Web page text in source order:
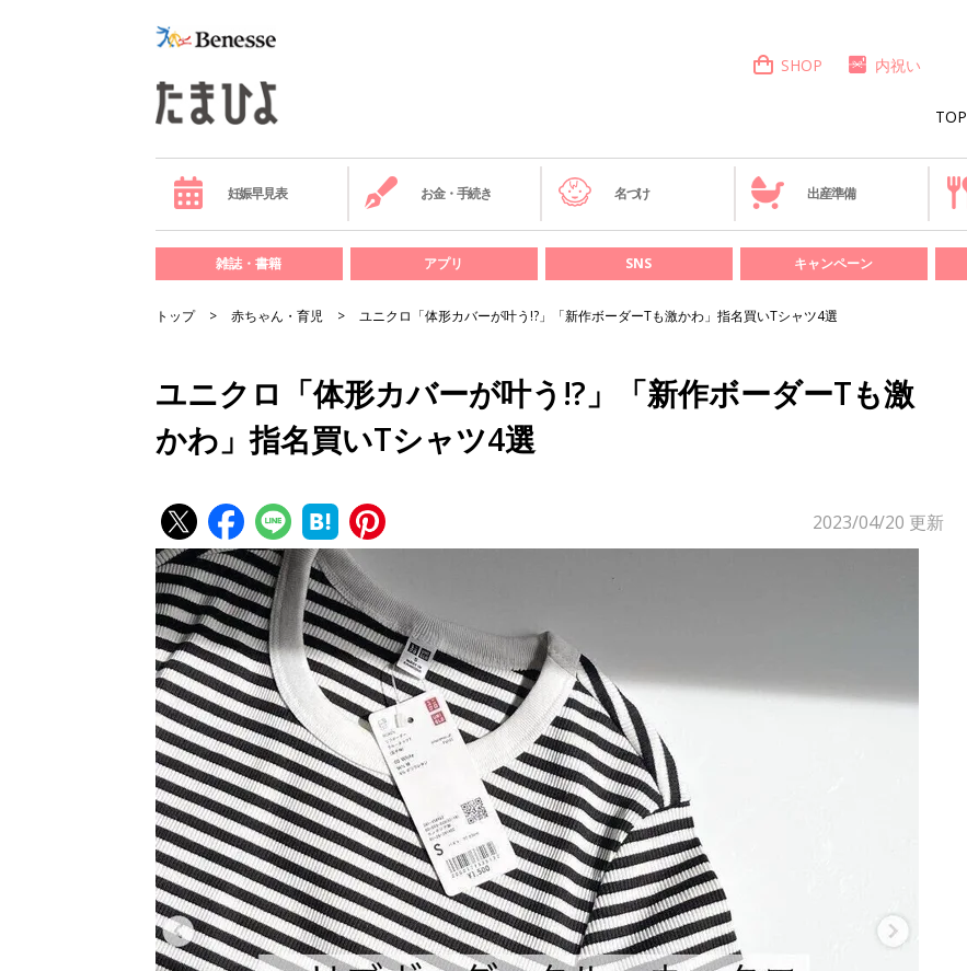
TOP
SHOP 内祝い
妊娠早見表 お金・手続き 名づけ 出産準備
雑誌・書籍 アプリ SNS キャンペーン
トップ 赤ちゃん・育児 ユニクロ「体形カバーが叶う!?」「新作ボーダーTも激かわ」指名買いTシャツ4選
ユニクロ「体形カバーが叶う!?」「新作ボーダーTも激
かわ」指名買いTシャツ4選
2023/04/20 更新